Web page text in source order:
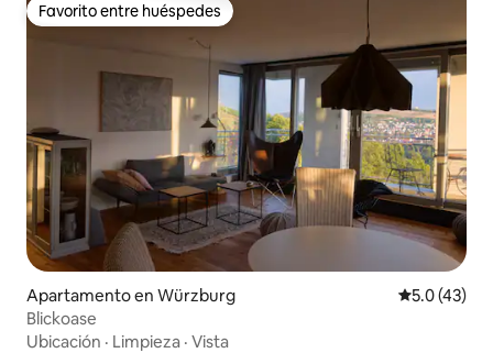
Favorito entre huéspedes
Favorito entre huéspedes
Apartamento en Würzburg Calificación
5.0 (43)
Blickoase
Ubicación · Limpieza · Vista